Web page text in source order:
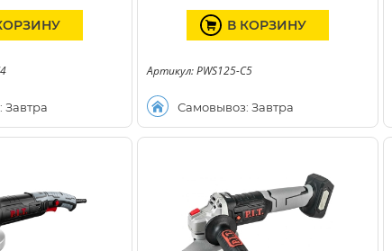
Завтра Самовывоз: Завтра
В КОРЗИНУ
Артикул: PWS125-C5